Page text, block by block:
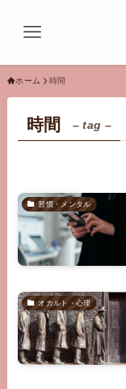
ホーム 時間
時間 – tag –
習慣・メンタル
オカルト・心理